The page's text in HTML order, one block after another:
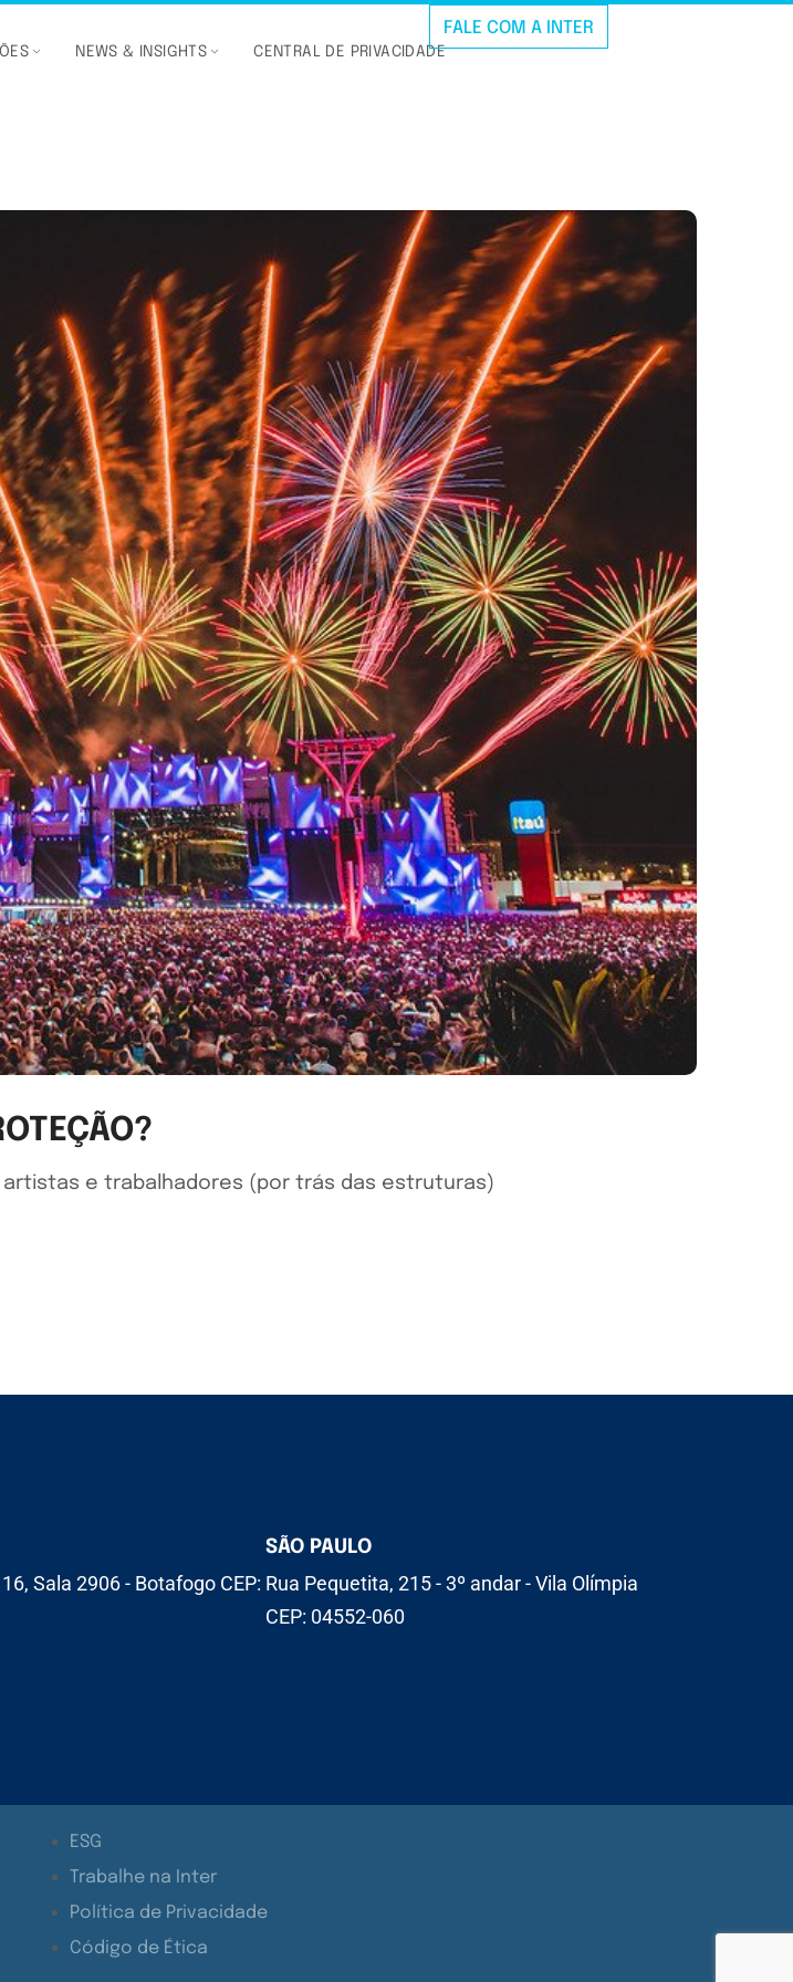
NEWS & INSIGHTS CENTRAL DE PRIVACIDADE
FALE COM A INTER
e trabalhadores (por trás das estruturas)
Sala 2906 - Botafogo CEP:
SÃO PAULO
Rua Pequetita, 215 - 3º andar - Vila Olímpia
CEP: 04552-060
ESG
Trabalhe na Inter
Política de Privacidade
Código de Ética